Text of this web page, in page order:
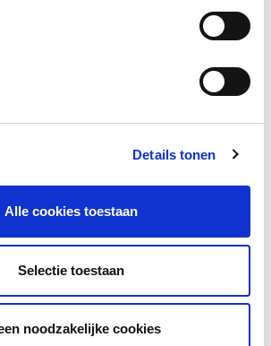
Details tonen
Alle cookies toestaan
Selectie toestaan
noodzakelijke cookies
''Weet wat je op je huid smeert''
is een prioriteit, geen luxe
cadeau!
items